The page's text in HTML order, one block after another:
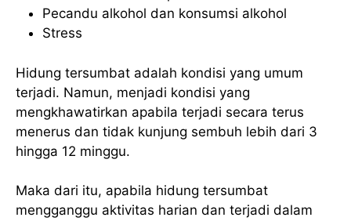
Pecandu alkohol dan konsumsi alkohol
Stress
Hidung tersumbat adalah kondisi yang umum
terjadi. Namun, menjadi kondisi yang
mengkhawatirkan apabila terjadi secara terus
menerus dan tidak kunjung sembuh lebih dari 3
hingga 12 minggu.
Maka dari itu, apabila hidung tersumbat
mengganggu aktivitas harian dan terjadi dalam